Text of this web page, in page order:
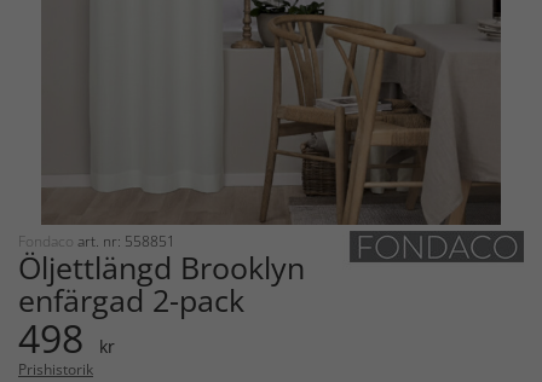
Fondaco art. nr: 558851
Öljettlängd Brooklyn
enfärgad 2-pack
498 kr
Prishistorik